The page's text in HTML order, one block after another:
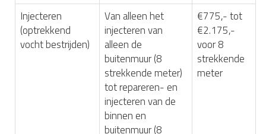
Injecteren
(optrekkend
vocht bestrijden)
Van alleen het
injecteren van
alleen de
buitenmuur (8
strekkende meter)
tot repareren- en
injecteren van de
binnen en
buitenmuur (8
€775,- tot
€2.175,-
voor 8
strekkende
meter